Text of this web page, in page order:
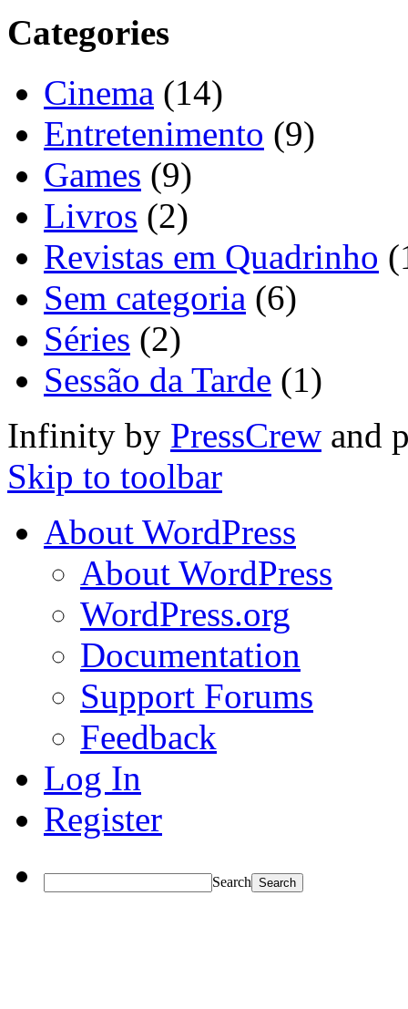
Categories
Cinema (14)
Entretenimento (9)
Games (9)
Livros (2)
Revistas em Quadrinho
Sem categoria (6)
Séries (2)
Sessão da Tarde (1)
Infinity by PressCrew and
Skip to toolbar
About WordPress
About WordPress
WordPress.org
Documentation
Support Forums
Feedback
Log In
Register
Search